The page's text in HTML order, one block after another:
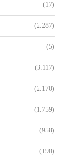
(17)
(2.287)
(5)
(3.117)
(2.170)
(1.759)
(958)
(190)